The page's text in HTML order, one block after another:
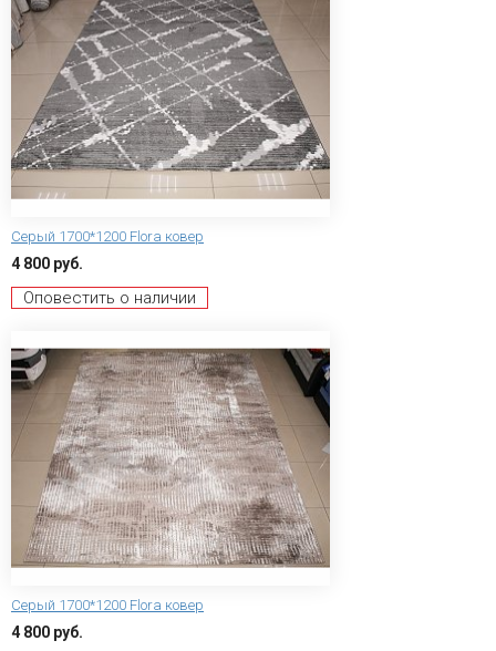
Серый 1700*1200 Flora ковер
4 800 руб.
Оповестить о наличии
Серый 1700*1200 Flora ковер
4 800 руб.